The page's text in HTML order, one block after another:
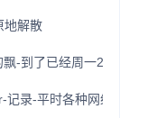
地解散
飘-到了已经周一2点了-打车
记录-平时各种网络平台的-